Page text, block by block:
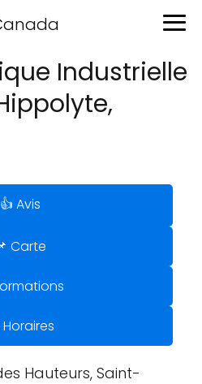
Industrielle
👍 Avis
Carte
Horaires
Hauteurs, Saint-